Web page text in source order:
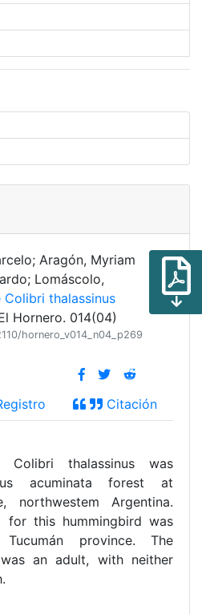
Aragón, Myriam
Lomáscolo,
thalassinus
Hornero. 014(04)
hornero_v014_n04_p269
Citación
Colibri thalassinus was
acuminata forest at
northwestem Argentina.
for this hummingbird was
province. The
an adult, with neither